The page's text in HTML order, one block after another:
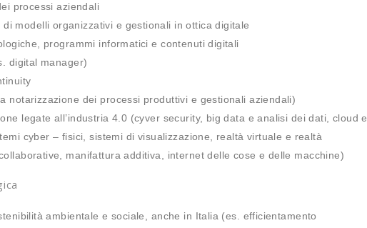
processi aziendali
modelli organizzativi e gestionali in ottica digitale
programmi informatici e contenuti digitali
digital manager)
notarizzazione dei processi produttivi e gestionali aziendali)
legate all’industria 4.0 (cyver security, big data e analisi dei dati, cloud e
cyber – fisici, sistemi di visualizzazione, realtà virtuale e realtà
manifattura additiva, internet delle cose e delle macchine)
ambientale e sociale, anche in Italia (es. efficientamento